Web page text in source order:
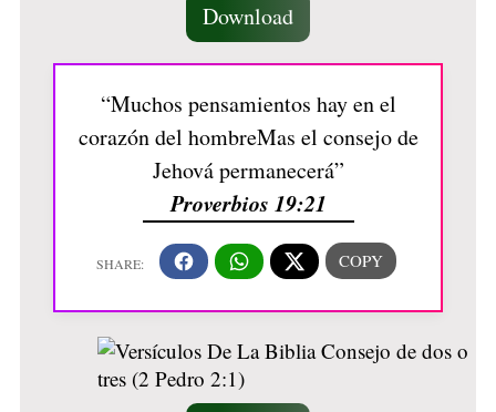
Download
“Muchos pensamientos hay en el
corazón del hombreMas el consejo de
Jehová permanecerá”
Proverbios 19:21